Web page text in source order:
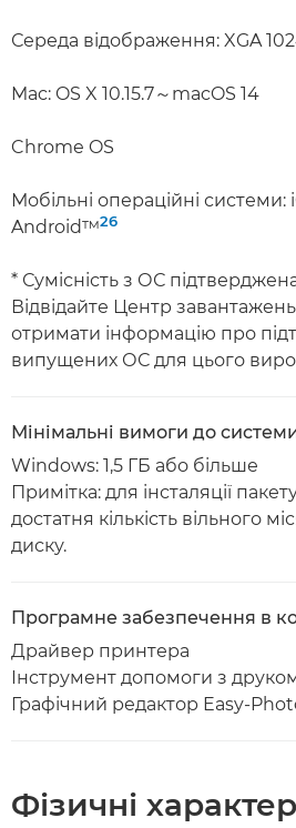
Середа відображення: XGA
Mac: OS X 10.15.7～macOS 14
Chrome OS
Мобільні операційні системи:
Android™26
* Сумісність з ОС
Відвідайте Центр
отримати інформацію про
випущених ОС для цього
Мінімальні вимоги до
Windows: 1,5 ГБ або більше
Примітка: для інсталяції
достатня кількість вільного
диску.
Програмне забезпечення в
Драйвер принтера
Інструмент допомоги з
Графічний редактор Easy-
Фізичні